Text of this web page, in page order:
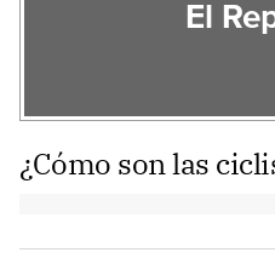
El
¿Cómo son las